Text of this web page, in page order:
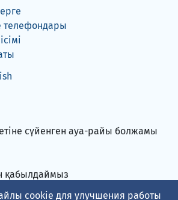
сүйенген ауа-райы болжамы
қабылдаймыз
cookie для улучшения работы